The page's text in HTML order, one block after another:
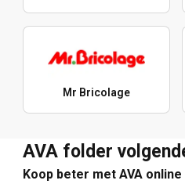
Mr Bricolage
AVA folder
Koop beter met AVA online